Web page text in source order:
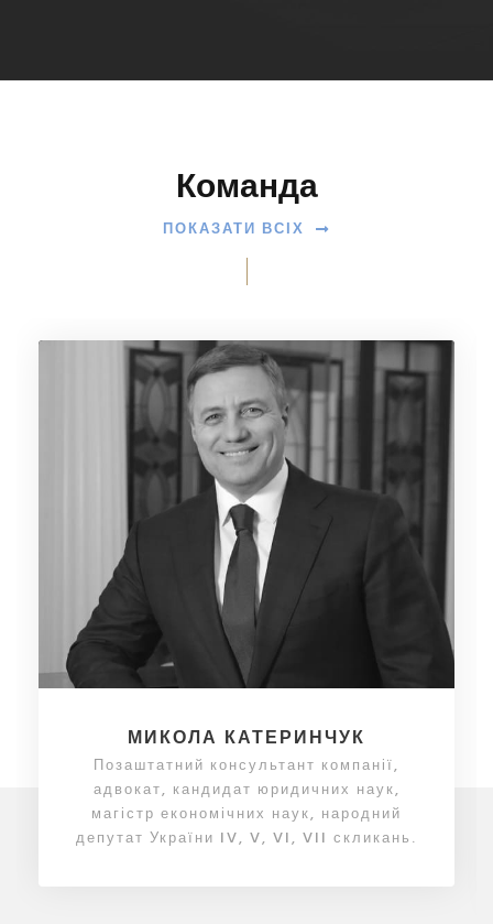
Команда
ПОКАЗАТИ ВСІХ
МИКОЛА КАТЕРИНЧУК
Позаштатний консультант компанії,
адвокат, кандидат юридичних наук,
магістр економічних наук, народний
депутат України IV, V, VI, VII скликань.